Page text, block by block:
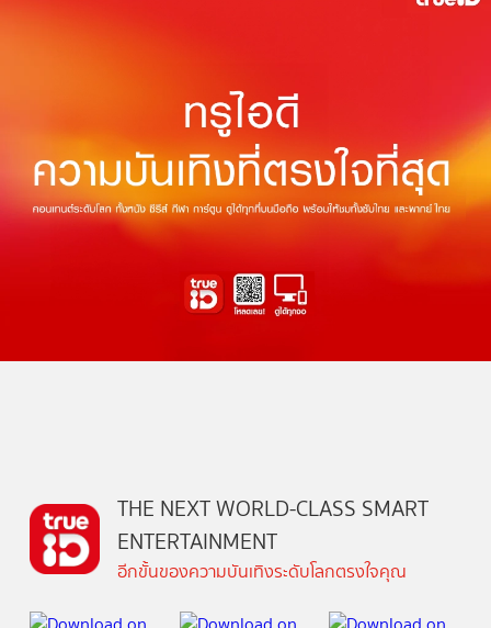
THE NEXT WORLD-CLASS SMART
ENTERTAINMENT
อีกขั้นของความบันเทิงระดับโลกตรงใจคุณ